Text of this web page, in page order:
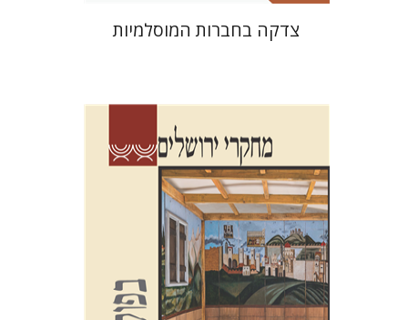
צדקה בחברות המוסלמיות
שלום צבר גלית חזן-רוקם
סלמון